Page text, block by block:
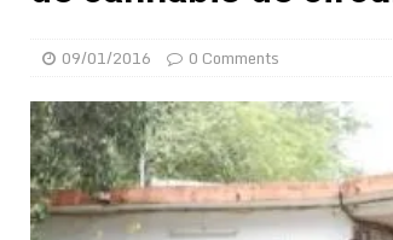
[ 02/08/2026 ] La
[ 01/08/2026 ] Quatre
[ 01/08/2026 ] Bénin :
[ 31/07/2026 ] Niger : le FMI
[ 31/07/2026 ] Franco Baresi,
09/01/2016 0 Comments